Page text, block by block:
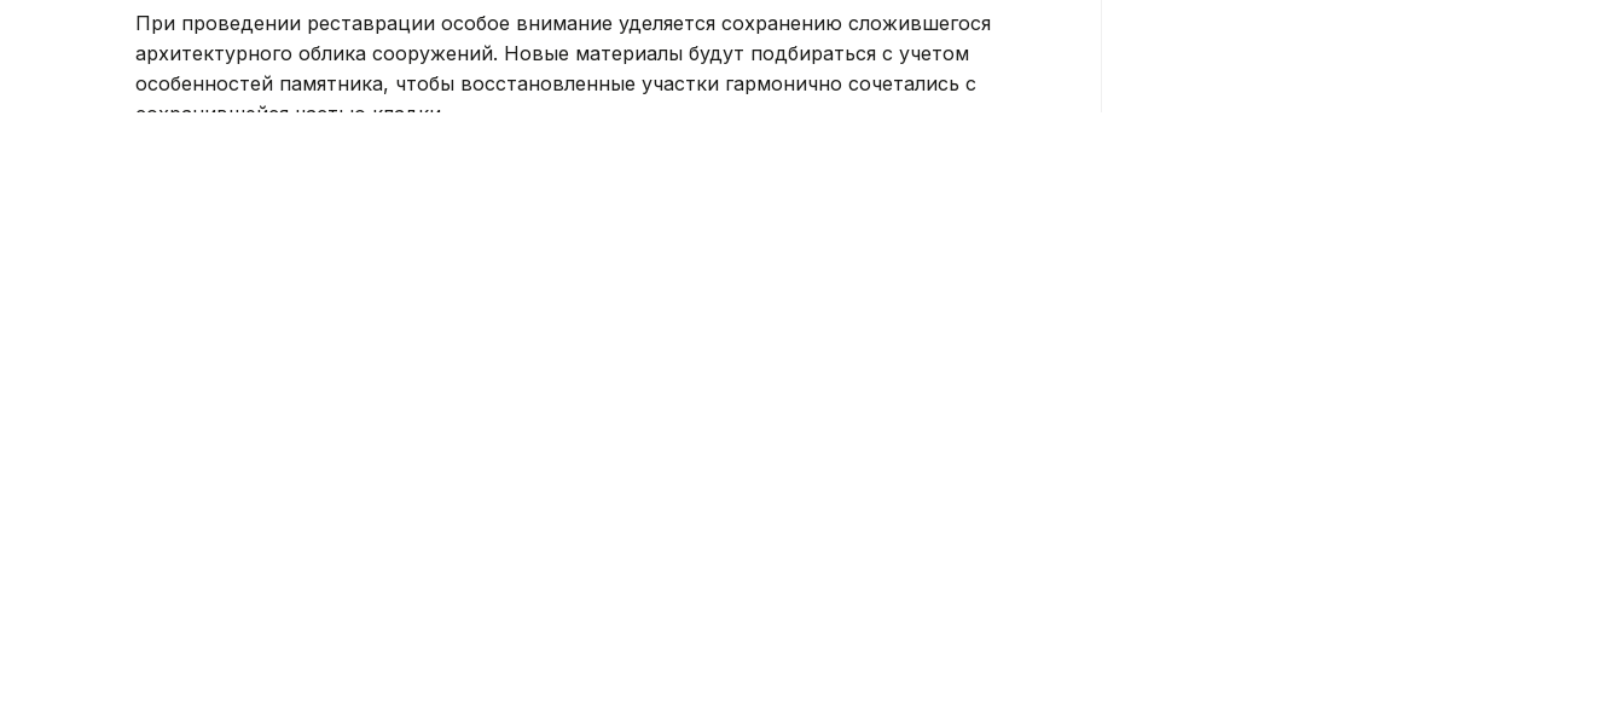
При проведении реставрации особое внимание уделяется сохранению сложившегося
архитектурного облика сооружений. Новые материалы будут подбираться с учетом
особенностей памятника, чтобы восстановленные участки гармонично сочетались с
сохранившейся частью кладки.